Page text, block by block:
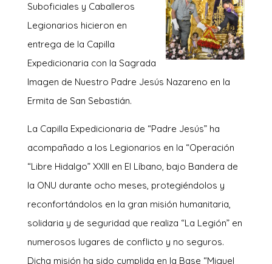
Suboficiales y Caballeros
Legionarios hicieron en
entrega de la Capilla
Expedicionaria con la Sagrada
Imagen de Nuestro Padre Jesús Nazareno en la
Ermita de San Sebastián.
La Capilla Expedicionaria de “Padre Jesús” ha
acompañado a los Legionarios en la “Operación
“Libre Hidalgo” XXIII en El Líbano, bajo Bandera de
la ONU durante ocho meses, protegiéndolos y
reconfortándolos en la gran misión humanitaria,
solidaria y de seguridad que realiza “La Legión” en
numerosos lugares de conflicto y no seguros.
Dicha misión ha sido cumplida en la Base “Miguel